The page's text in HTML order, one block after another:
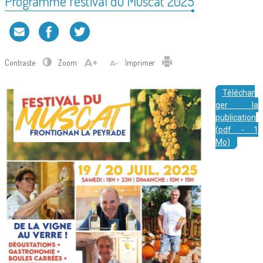
Contraste Zoom Imprimer
Téléchar
ger la
publication
(pdf - 1
Mo)